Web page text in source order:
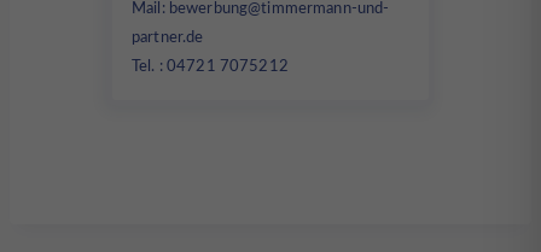
Mail: bewerbung@timmermann-und-
partner.de
Tel. : 04721 7075212